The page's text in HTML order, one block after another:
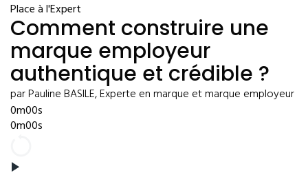
Place à l'Expert
Comment construire une
marque employeur
authentique et crédible ?
par Pauline BASILE, Experte en marque et marque employeur
0m00s
0m00s